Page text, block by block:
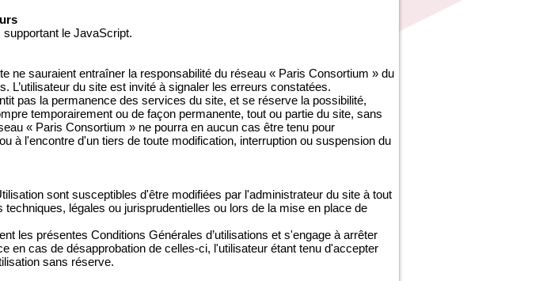
le JavaScript.
ne sauraient entraîner la responsabilité du réseau « Paris Consortium » du
L’utilisateur du site est invité à signaler les erreurs constatées.
pas la permanence des services du site, et se réserve la possibilité,
temporairement ou de façon permanente, tout ou partie du site, sans
« Paris Consortium » ne pourra en aucun cas être tenu pour
à l'encontre d'un tiers de toute modification, interruption ou suspension du
sont susceptibles d'être modifiées par l'administrateur du site à tout
légales ou jurisprudentielles ou lors de la mise en place de
les présentes Conditions Générales d’utilisations et s'engage à arrêter
en cas de désapprobation de celles-ci, l'utilisateur étant tenu d'accepter
sans réserve.